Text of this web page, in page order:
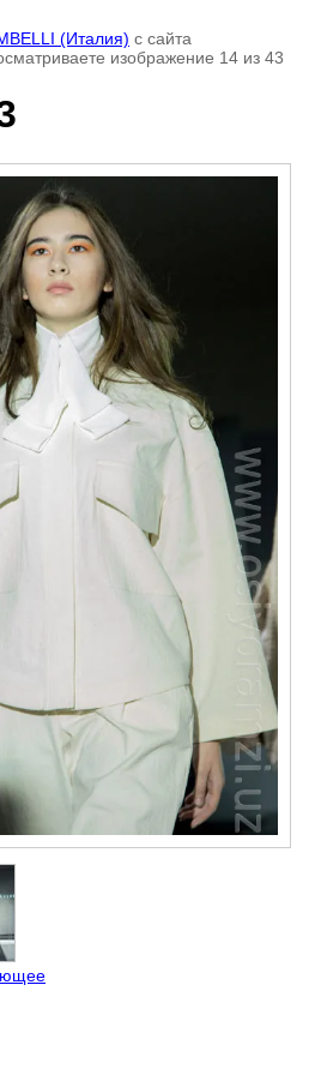
(Италия) с сайта
изображение 14 из 43